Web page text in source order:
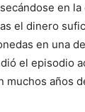
en la
el dinero
en una
el episodio
muchos años